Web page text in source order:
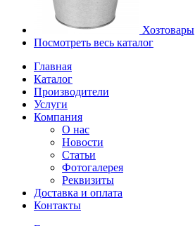
Хозтовары
Посмотреть весь каталог
Главная
Каталог
Производители
Услуги
Компания
О нас
Новости
Статьи
Фотогалерея
Реквизиты
Доставка и оплата
Контакты